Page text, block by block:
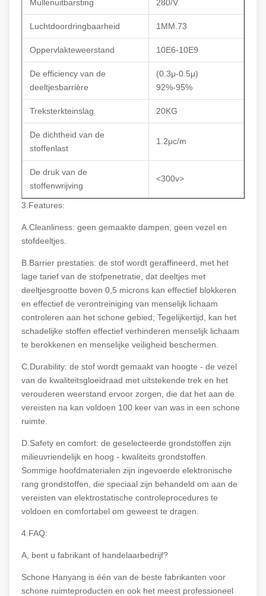
Mullenuitbarsting 280/V
Luchtdoordringbaarheid 1MM.73
Oppervlakteweerstand 10E6-10E9
De efficiency van de
deeltjesbarrière
(0.3μ-0.5μ)
92%-95%
Treksterkteinslag 20KG
De dichtheid van de
stoffenlast
1.2μc/m
De druk van de
stoffenwrijving
<300v>
3.Features:
A.Cleanliness: geen gemaakte dampen, geen vezel en
stofdeeltjes.
B.Barrier prestaties: de stof wordt geraffineerd, met het
lage tarief van de stofpenetratie, dat deeltjes met
deeltjesgrootte boven 0,5 microns kan effectief blokkeren
en effectief de verontreiniging van menselijk lichaam
controleren aan het schone gebied; Tegelijkertijd, kan het
schadelijke stoffen effectief verhinderen menselijk lichaam
te berokkenen en menselijke veiligheid beschermen.
C.Durability: de stof wordt gemaakt van hoogte - de vezel
van de kwaliteitsgloeidraad met uitstekende trek en het
verouderen weerstand ervoor zorgen, die dat het aan de
vereisten na kan voldoen 100 keer van was in een schone
ruimte.
D.Safety en comfort: de geselecteerde grondstoffen zijn
milieuvriendelijk en hoog - kwaliteits grondstoffen.
Sommige hoofdmaterialen zijn ingevoerde elektronische
rang grondstoffen, die speciaal zijn behandeld om aan de
vereisten van elektrostatische controleprocedures te
voldoen en comfortabel om geweest te dragen.
4.FAQ:
A, bent u fabrikant of handelaarbedrijf?
Schone Hanyang is één van de beste fabrikanten voor
schone ruimteproducten en ook het meest professioneel